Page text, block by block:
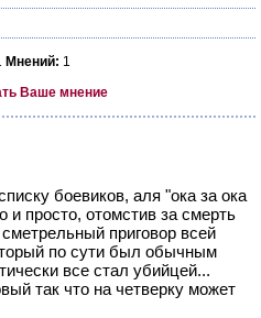
Мнений: 1
Ваше мнение
боевиков, аля "ока за ока
и просто, отомстив за смерть
приговор всей
по сути был обычным
все стал убийцей...
так что на четверку может